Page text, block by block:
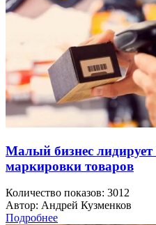
Малый бизнес
маркировки товаров
Количество показов: 3012
Автор: Андрей Кузменков
Подробнее